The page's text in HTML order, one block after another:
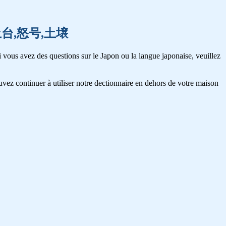
,怒号,土壌
avez des questions sur le Japon ou la langue japonaise, veuillez
continuer à utiliser notre dectionnaire en dehors de votre maison